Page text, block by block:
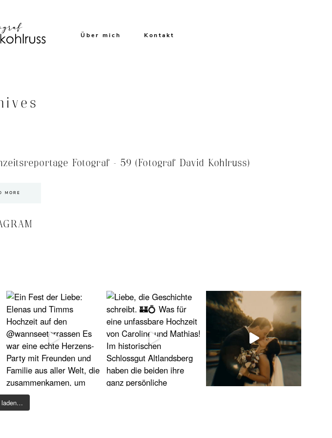
Über mich Kontakt
Fotograf – 59 (Fotograf David Kohlruss)
MORE
laden…